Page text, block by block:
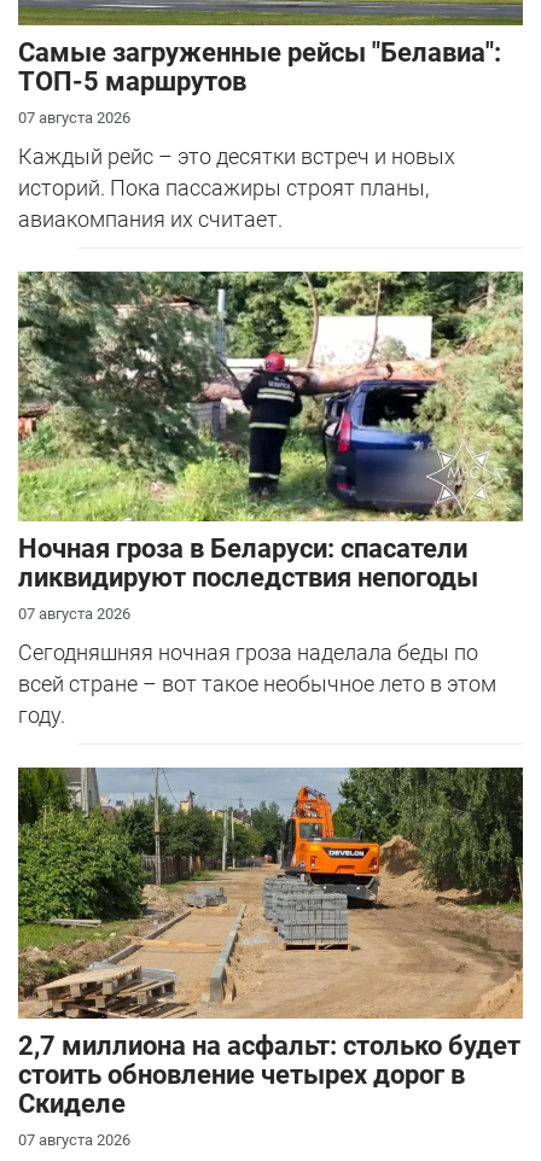
Самые загруженные рейсы "Белавиа":
ТОП-5 маршрутов
07 августа 2026
Каждый рейс – это десятки встреч и новых
историй. Пока пассажиры строят планы,
авиакомпания их считает.
Ночная гроза в Беларуси: спасатели
ликвидируют последствия непогоды
07 августа 2026
Сегодняшняя ночная гроза наделала беды по
всей стране – вот такое необычное лето в этом
году.
2,7 миллиона на асфальт: столько будет
стоить обновление четырех дорог в
Скиделе
07 августа 2026